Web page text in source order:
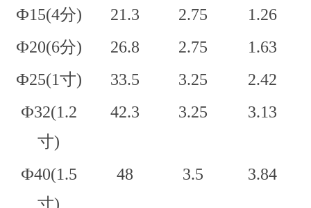
Ф15(4分)
21.3 2.75
1.26
Ф20(6分)
26.8 2.75
1.63
Ф25(1寸)
33.5 3.25
2.42
Ф32(1.2
寸)
42.3 3.25 3.13
Ф40(1.5
寸)
48 3.5 3.84